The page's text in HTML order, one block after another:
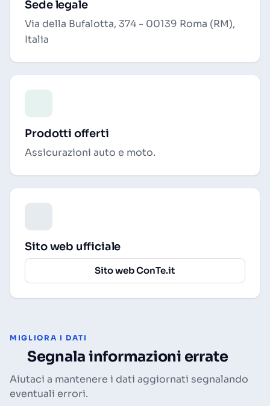
Sede legale
Via della Bufalotta, 374 - 00139 Roma (RM),
Italia
Prodotti offerti
Assicurazioni auto e moto.
Sito web ufficiale
Sito web ConTe.it
MIGLIORA I DATI
Segnala informazioni errate
Aiutaci a mantenere i dati aggiornati segnalando
eventuali errori.